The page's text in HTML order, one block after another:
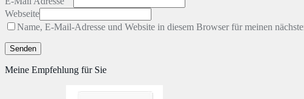
Webseite
Name, E-Mail-Adresse und Website in diesem Browser für meinen
Meine Empfehlung für Sie